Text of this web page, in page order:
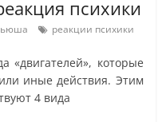
психики
реакции психики
«двигателей», которые
иные действия. Этим
4 вида